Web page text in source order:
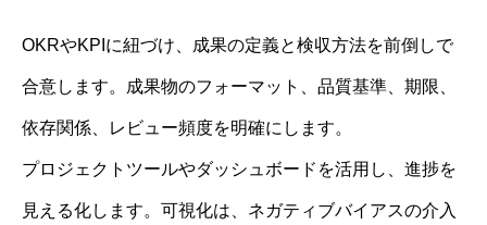
OKRやKPIに紐づけ、成果の定義と検収方法を前倒しで
合意します。成果物のフォーマット、品質基準、期限、
依存関係、レビュー頻度を明確にします。
プロジェクトツールやダッシュボードを活用し、進捗を
見える化します。可視化は、ネガティブバイアスの介入